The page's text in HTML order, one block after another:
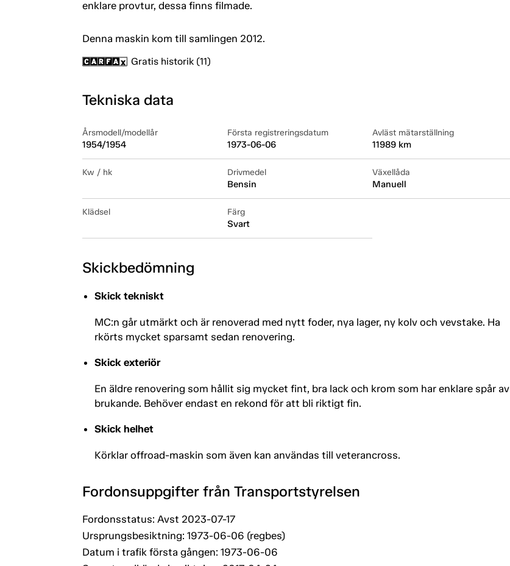
enklare provtur, dessa finns filmade.
Denna maskin kom till samlingen 2012.
Gratis historik (11)
Tekniska data
Årsmodell/modellår
1954/1954
Första registreringsdatum
1973-06-06
Avläst mätarställning
11989 km
Kw / hk Drivmedel
Bensin
Växellåda
Manuell
Klädsel Färg
Svart
Skickbedömning
Skick tekniskt
MC:n går utmärkt och är renoverad med nytt foder, nya lager, ny kolv och vevstake. Ha
rkörts mycket sparsamt sedan renovering.
Skick exteriör
En äldre renovering som hållit sig mycket fint, bra lack och krom som har enklare spår av
brukande. Behöver endast en rekond för att bli riktigt fin.
Skick helhet
Körklar offroad-maskin som även kan användas till veterancross.
Fordonsuppgifter från Transportstyrelsen
Fordonsstatus: Avst 2023-07-17
Ursprungsbesiktning: 1973-06-06 (regbes)
Datum i trafik första gången: 1973-06-06